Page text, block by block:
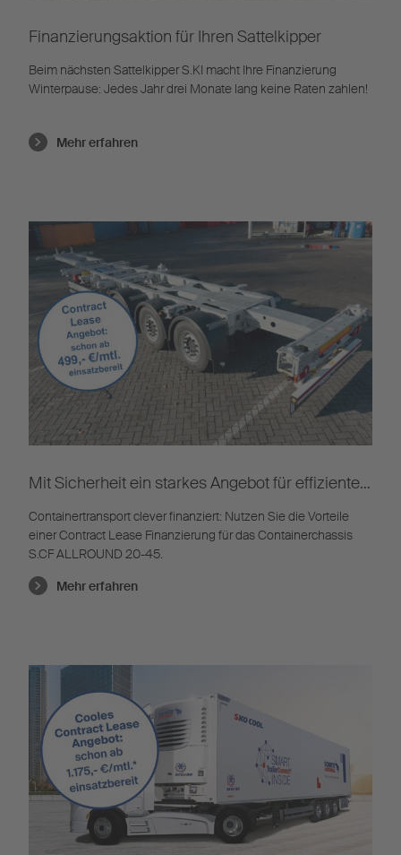
Finanzierungsaktion für Ihren Sattelkipper
Beim nächsten Sattelkipper S.KI macht Ihre Finanzierung
Winterpause: Jedes Jahr drei Monate lang keine Raten zahlen!
Mehr erfahren
Mit Sicherheit ein starkes Angebot für effiziente
Containertransport clever finanziert: Nutzen Sie die Vorteile
einer Contract Lease Finanzierung für das Containerchassis
S.CF ALLROUND 20-45.
Mehr erfahren